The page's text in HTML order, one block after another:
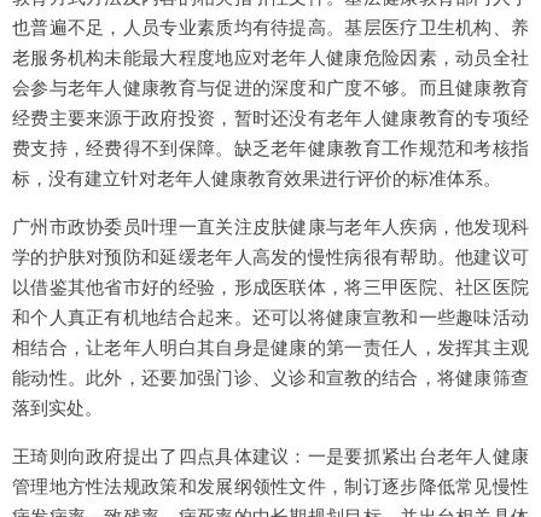
也普遍不足，人员专业素质均有待提高。基层医疗卫生机构、养
老服务机构未能最大程度地应对老年人健康危险因素，动员全社
会参与老年人健康教育与促进的深度和广度不够。而且健康教育
经费主要来源于政府投资，暂时还没有老年人健康教育的专项经
费支持，经费得不到保障。缺乏老年健康教育工作规范和考核指
标，没有建立针对老年人健康教育效果进行评价的标准体系。
广州市政协委员叶理一直关注皮肤健康与老年人疾病，他发现科
学的护肤对预防和延缓老年人高发的慢性病很有帮助。他建议可
以借鉴其他省市好的经验，形成医联体，将三甲医院、社区医院
和个人真正有机地结合起来。还可以将健康宣教和一些趣味活动
相结合，让老年人明白其自身是健康的第一责任人，发挥其主观
能动性。此外，还要加强门诊、义诊和宣教的结合，将健康筛查
落到实处。
王琦则向政府提出了四点具体建议：一是要抓紧出台老年人健康
管理地方性法规政策和发展纲领性文件，制订逐步降低常见慢性